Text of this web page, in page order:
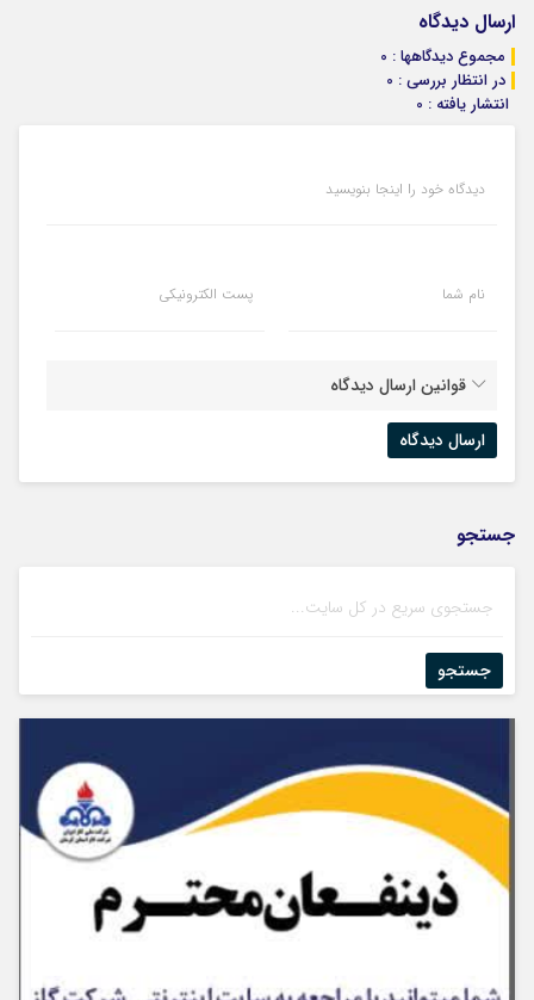
ارسال دیدگاه
مجموع دیدگاهها : 0
در انتظار بررسی : 0
انتشار یافته : 0
دیدگاه خود را اینجا بنویسید
نام شما پست الکترونیکی
قوانین ارسال دیدگاه
جستجو
جستجو